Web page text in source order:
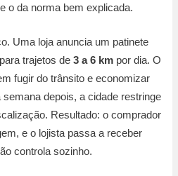
o da norma bem explicada.
Uma loja anuncia um patinete
trajetos de3 a 6 km por dia. O
fugir do trânsito e economizar
depois, a cidade restringe
Resultado: o comprador
e o lojista passa a receber
controla sozinho.